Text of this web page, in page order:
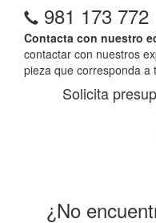
981 173 772
Contacta con nuestro
contactar con nuestros
pieza que corresponda a
Solicita
¿No